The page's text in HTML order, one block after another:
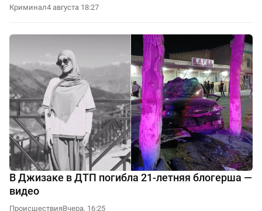
Криминал4 августа 18:27
В Джизаке в ДТП погибла 21-летняя блогерша —
видео
ПроисшествияВчера, 16:25